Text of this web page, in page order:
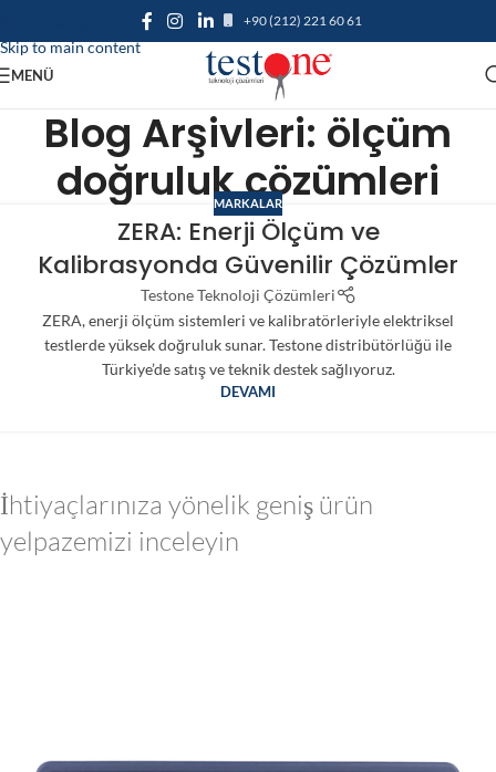
Skip to main content
+90 (212) 221 60 61
MENÜ
Blog Arşivleri: ölçüm
doğruluk çözümleri
MARKALAR
ZERA: Enerji Ölçüm ve
Kalibrasyonda Güvenilir Çözümler
Testone Teknoloji Çözümleri
ZERA, enerji ölçüm sistemleri ve kalibratörleriyle elektriksel
testlerde yüksek doğruluk sunar. Testone distribütörlüğü ile
Türkiye’de satış ve teknik destek sağlıyoruz.
DEVAMI
İhtiyaçlarınıza yönelik geniş ürün
yelpazemizi inceleyin